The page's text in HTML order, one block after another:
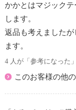
かかとはマジック
します。
返品も考えました
ます。
4 人が「参考になった
このお客様の他